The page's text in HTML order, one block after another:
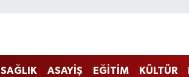
SAĞLIK ASAYİŞ EĞİTİM KÜLTÜR